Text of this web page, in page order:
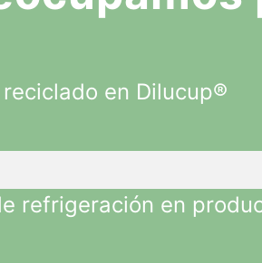
en Dilucup®
refrigeración en